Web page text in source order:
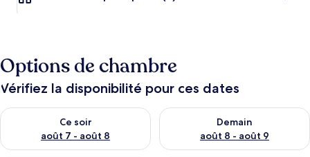
Options de chambre
Vérifiez la disponibilité pour ces dates
Ce soir
août 7 - août 8
Vérifier la disponibilité pour ce soir août 7 - août 8
Demain
août 8 - août 9
Vérifier la disponibilité pour